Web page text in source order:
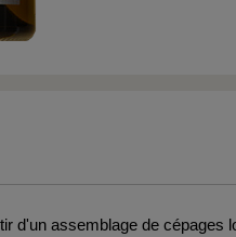
d'un assemblage de cépages